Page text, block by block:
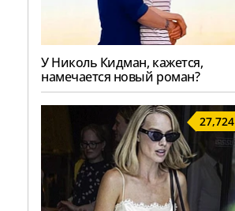
У Николь Кидман, кажется,
намечается новый роман?
27,724